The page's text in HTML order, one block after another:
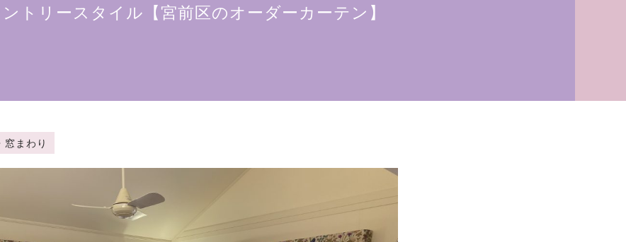
トリースタイル【宮前区のオーダーカーテン】
まわり